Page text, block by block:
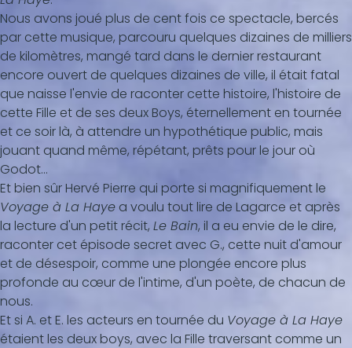
Nous avons joué plus de cent fois ce spectacle, bercés
par cette musique, parcouru quelques dizaines de milliers
de kilomètres, mangé tard dans le dernier restaurant
encore ouvert de quelques dizaines de ville, il était fatal
que naisse l'envie de raconter cette histoire, l'histoire de
cette Fille et de ses deux Boys, éternellement en tournée
et ce soir là, à attendre un hypothétique public, mais
jouant quand même, répétant, prêts pour le jour où
Godot…
Et bien sûr Hervé Pierre qui porte si magnifiquement le
Voyage à La Haye a voulu tout lire de Lagarce et après
la lecture d'un petit récit, Le Bain, il a eu envie de le dire,
raconter cet épisode secret avec G., cette nuit d'amour
et de désespoir, comme une plongée encore plus
profonde au cœur de l'intime, d'un poète, de chacun de
nous.
Et si A. et E. les acteurs en tournée du Voyage à La Haye
étaient les deux boys, avec la Fille traversant comme un